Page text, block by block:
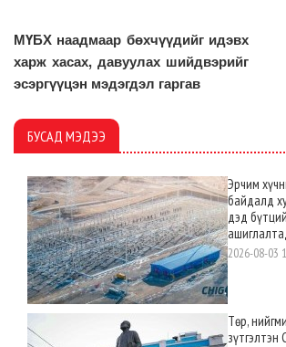
МҮБХ наадмаар бөхчүүдийг идэвх
харж хасах, давуулах шийдвэрийг
эсэргүүцэн мэдэгдэл гаргав
БУСАД МЭДЭЭ
Эрчим
байдалд
дэд
2026-08-03
Төр,
зүтгэлтэн